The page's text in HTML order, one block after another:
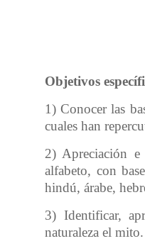
Objetivos
1) Conocer las
cuales han
2) Apreciación
alfabeto, con
hindú, árabe,
3) Identificar,
naturaleza el